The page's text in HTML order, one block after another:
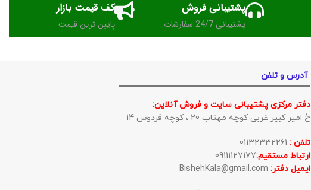
پشتیبانی فروش
پشتیبانی 24/7 سفارشات
کف قیمت بازار
پایین ترین قیمت
آدرس و تلفن
دفتر مرکزی پشتیبانی سایت و فروش آنلاین:
خ امیر کبیر غربی کوچه مهتاب 20 ، کوچه فردوس 14
تلفن :
ارتباط مستقیم:09111127177
ایمیل دفتر: